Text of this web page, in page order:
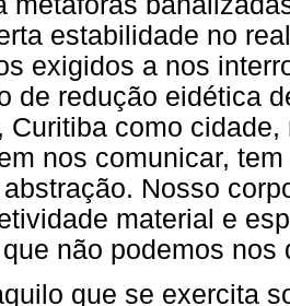
estabilidade no
exigidos a nos
de redução eidética
Curitiba como
nos comunicar,
Nosso
material e
não podemos
que se exercita